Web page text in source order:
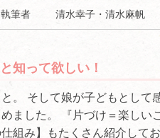
執筆者 清水幸子・清水麻帆
知って欲しい！
。 そして娘が子どもとして
ました。 『片づけ＝楽しい
組み】もたくさん紹介して